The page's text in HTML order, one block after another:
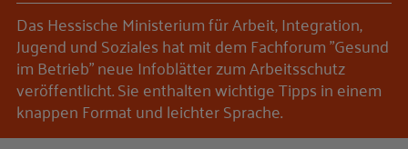
Das Hessische Ministerium für Arbeit, Integration,
Jugend und Soziales hat mit dem Fachforum "Gesund
im Betrieb" neue Infoblätter zum Arbeitsschutz
veröffentlicht. Sie enthalten wichtige Tipps in einem
knappen Format und leichter Sprache.